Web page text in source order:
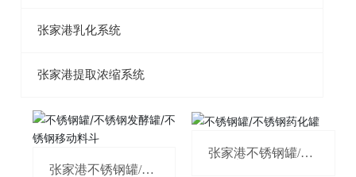
张家港乳化系统
张家港提取浓缩系统
张家港不锈钢罐/不
张家港不锈钢罐/不